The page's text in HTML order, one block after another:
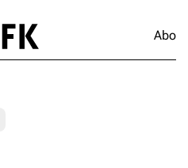
Abo